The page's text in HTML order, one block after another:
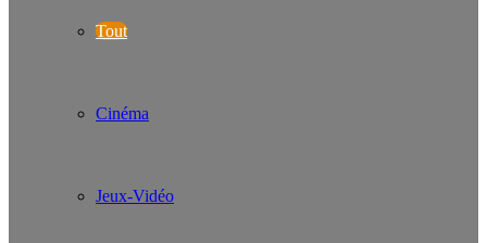
Tout
Cinéma
Jeux-Vidéo